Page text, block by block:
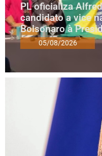
PL oficializa
candidato a vice
Bolsonaro à
05/08/2026